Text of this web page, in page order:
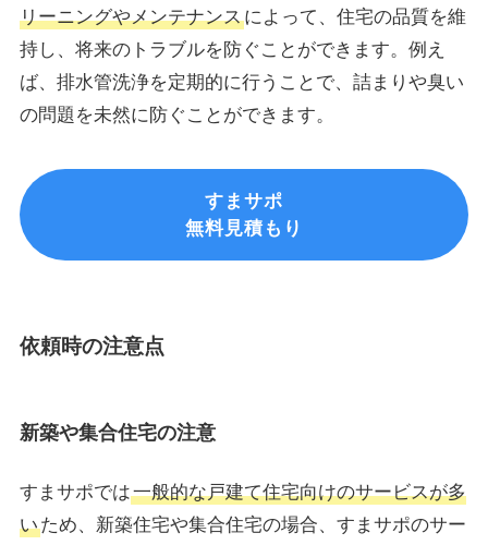
リーニングやメンテナンスによって、住宅の品質を維
持し、将来のトラブルを防ぐことができます。例え
ば、排水管洗浄を定期的に行うことで、詰まりや臭い
の問題を未然に防ぐことができます。
すまサポ
無料見積もり
依頼時の注意点
新築や集合住宅の注意
すまサポでは一般的な戸建て住宅向けのサービスが多
いため、新築住宅や集合住宅の場合、すまサポのサー